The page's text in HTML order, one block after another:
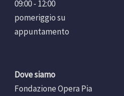
09:00 - 12:00
pomeriggio su
appuntamento
Dove siamo
Fondazione Opera Pia